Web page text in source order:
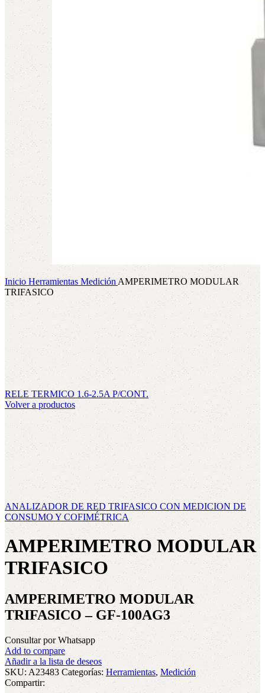
Inicio Herramientas MediciónAMPERIMETRO MODULAR
TRIFASICO
RELE TERMICO 1.6-2.5A P/CONT.
Volver a productos
ANALIZADOR DE RED TRIFASICO CON MEDICION DE
CONSUMO Y COFIMÉTRICA
AMPERIMETRO MODULAR
TRIFASICO
AMPERIMETRO MODULAR
TRIFASICO – GF-100AG3
Consultar por Whatsapp
Add to compare
Añadir a la lista de deseos
SKU: A23483 Categorías: Herramientas, Medición
Compartir: